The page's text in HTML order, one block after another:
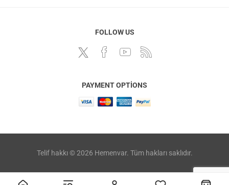
FOLLOW US
PAYMENT OPTIONS
Telif hakkı © 2026 Hemenvar. Tüm hakları saklıdır.